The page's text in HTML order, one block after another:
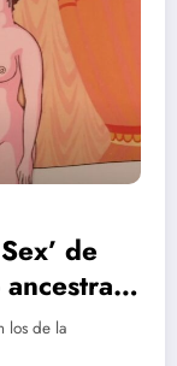
de
los de la